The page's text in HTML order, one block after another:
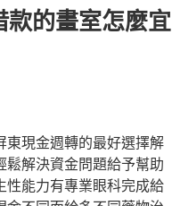
的畫室怎麼宜
東現金週轉的最好選擇解
鬆解決資金問題給予幫助
性能力有專業眼科完成給